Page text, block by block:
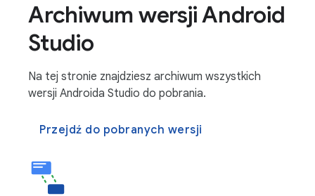
Archiwum wersji Android
Studio
Na tej stronie znajdziesz archiwum wszystkich
wersji Androida Studio do pobrania.
Przejdź do pobranych wersji